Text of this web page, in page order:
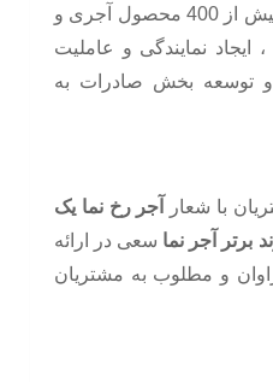
با آماده ساری بیش از 400 محصول آجری و
ایجاد نمایندگی و عاملیت
توسعه بخش صادرات به
با شعار
آجر رخ نما یک
برتر آجر نما سعی در ارائه
و مطلوب به مشتریان